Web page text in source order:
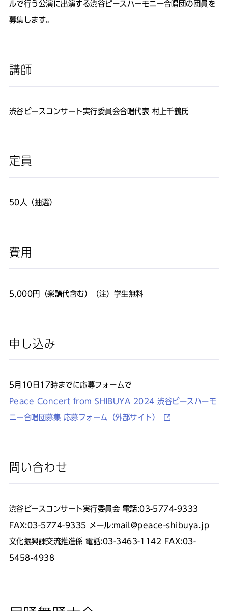
ルで行う公演に出演する渋谷ピースハーモニー合唱団の団員を
募集します。
講師
渋谷ピースコンサート実行委員会合唱代表 村上千鶴氏
定員
50人（抽選）
費用
5,000円（楽譜代含む）（注）学生無料
申し込み
5月10日17時までに応募フォームで
Peace Concert from SHIBUYA 2024 渋谷ピースハーモ
ニー合唱団募集 応募フォーム（外部サイト）
問い合わせ
渋谷ピースコンサート実行委員会 電話:03-5774-9333
FAX:03-5774-9335 メール:mail@peace-shibuya.jp
文化振興課交流推進係 電話:03-3463-1142 FAX:03-
5458-4938